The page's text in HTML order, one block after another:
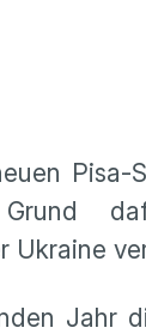
Pisa-
Grund
Ukraine
Jahr